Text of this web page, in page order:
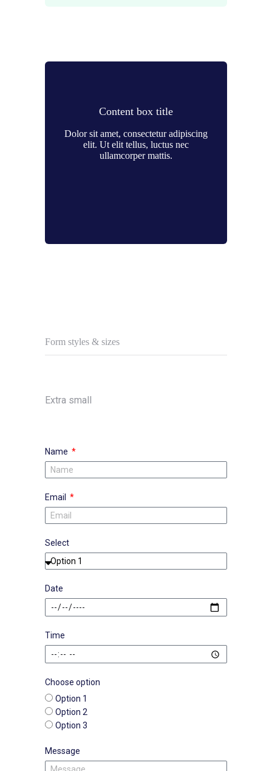
Content box title
Dolor sit amet, consectetur adipiscing
elit. Ut elit tellus, luctus nec
ullamcorper mattis.
Form styles & sizes
Extra small
Name
Email
Select
Date
Time
Choose option
Option 1
Option 2
Option 3
Message